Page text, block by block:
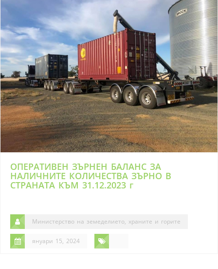
ОПЕРАТИВЕН ЗЪРНЕН БАЛАНС ЗА
НАЛИЧНИТЕ КОЛИЧЕСТВА ЗЪРНО В
СТРАНАТА КЪМ 31.12.2023 г
Министерство на земеделието, храните и горите
януари 15, 2024